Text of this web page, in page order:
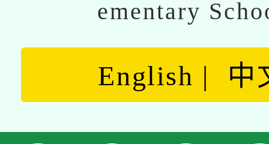
ementary
English 中